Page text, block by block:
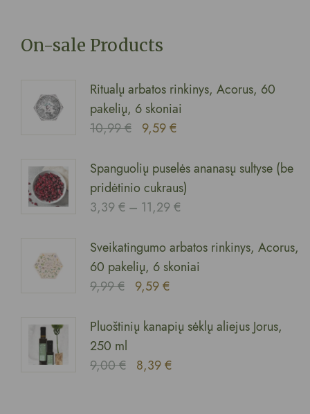
On-sale Products
Ritualų arbatos rinkinys, Acorus, 60
pakelių, 6 skoniai
10,99€ 9,59€
Spanguolių puselės ananasų sultyse (be
pridėtinio cukraus)
3,39€ – 11,29€
Sveikatingumo arbatos rinkinys, Acorus,
60 pakelių, 6 skoniai
9,99€ 9,59€
Pluoštinių kanapių sėklų aliejus Jorus,
250 ml
9,00€ 8,39€